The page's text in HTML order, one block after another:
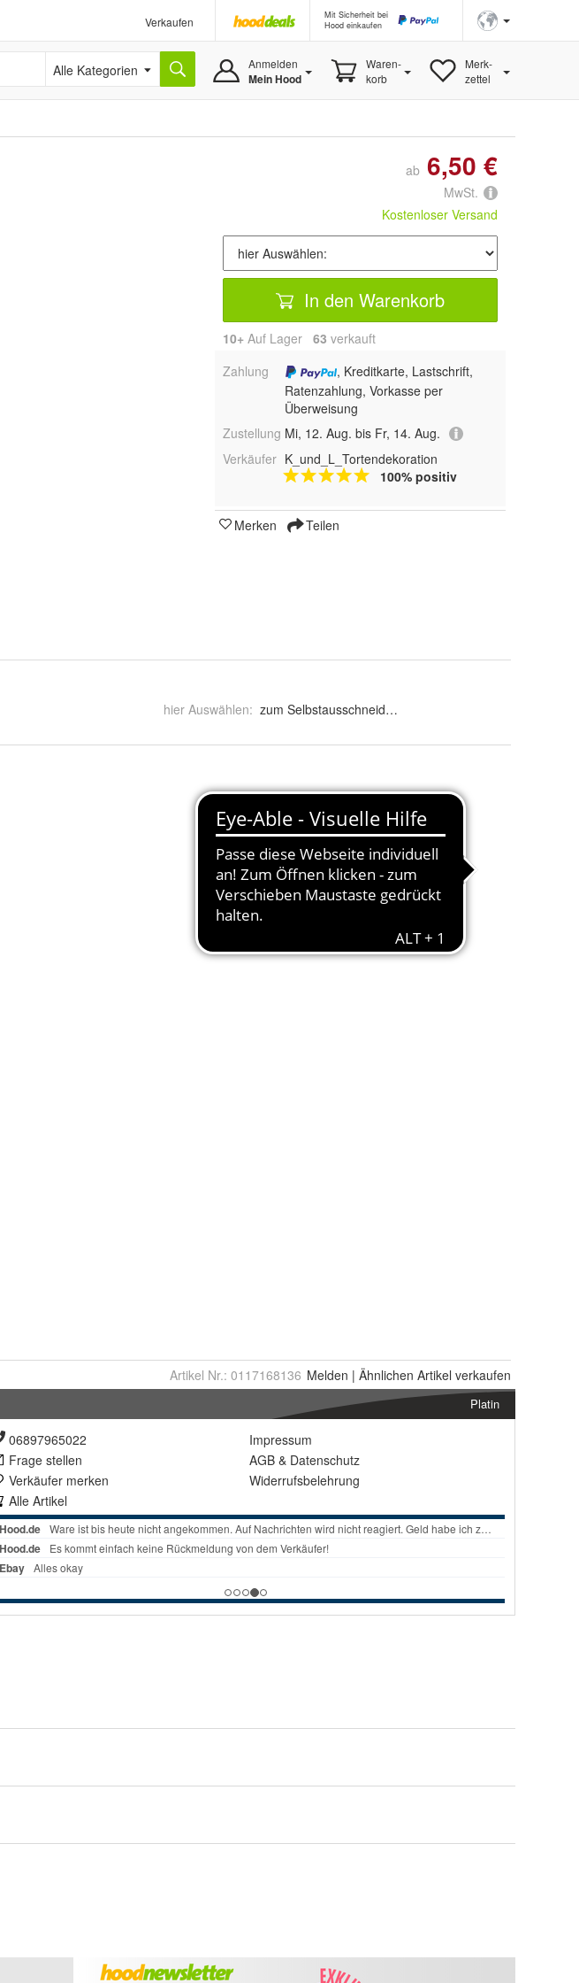
Verkaufen
Mit Sicherheit bei
Hood einkaufen
Alle Kategorien Anmelden
Mein Hood
Waren-
korb
Merk-
zettel
ab 6,50 €
MwSt.
Kostenloser Versand
In den Warenkorb
10+ Auf Lager 63 verkauft
Zahlung
, Kreditkarte, Lastschrift,
Ratenzahlung, Vorkasse per
Überweisung
Zustellung Mi, 12. Aug. bis Fr, 14. Aug.
Verkäufer K_und_L_Tortendekoration
100% positiv
Merken Teilen
hier Auswählen:
Artikel Nr.: 0117168136 Melden | Ähnlichen Artikel verkaufen
Platin
06897965022
Frage stellen
Verkäufer merken
Alle Artikel
Impressum
AGB & Datenschutz
Widerrufsbelehrung